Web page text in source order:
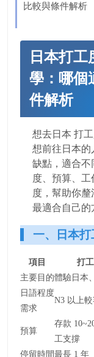
比較與條件解析
日本打工
學：哪個
件解析
想去日本 打
想前往日本的
缺點，適合不
度、預算、
度，幫助你
最適合自己的
一、日本
項目 打
主要目的體驗日本
日語程度
需求
N3 以上
預算
存款
工支撐
停留時間最長 1 年